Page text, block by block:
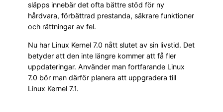
släpps innebär det ofta bättre stöd för ny
hårdvara, förbättrad prestanda, säkrare funktioner
och rättningar av fel.
Nu har Linux Kernel 7.0 nått slutet av sin livstid. Det
betyder att den inte längre kommer att få fler
uppdateringar. Använder man fortfarande Linux
7.0 bör man därför planera att uppgradera till
Linux Kernel 7.1.